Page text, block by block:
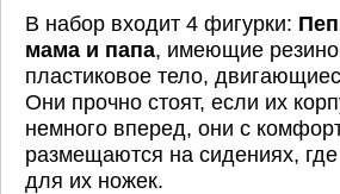
В набор входит 4 фигурки:
мама и папа, имеющие
пластиковое тело,
Они прочно стоят, если их
немного вперед, они с
размещаются на сидениях,
для их ножек.